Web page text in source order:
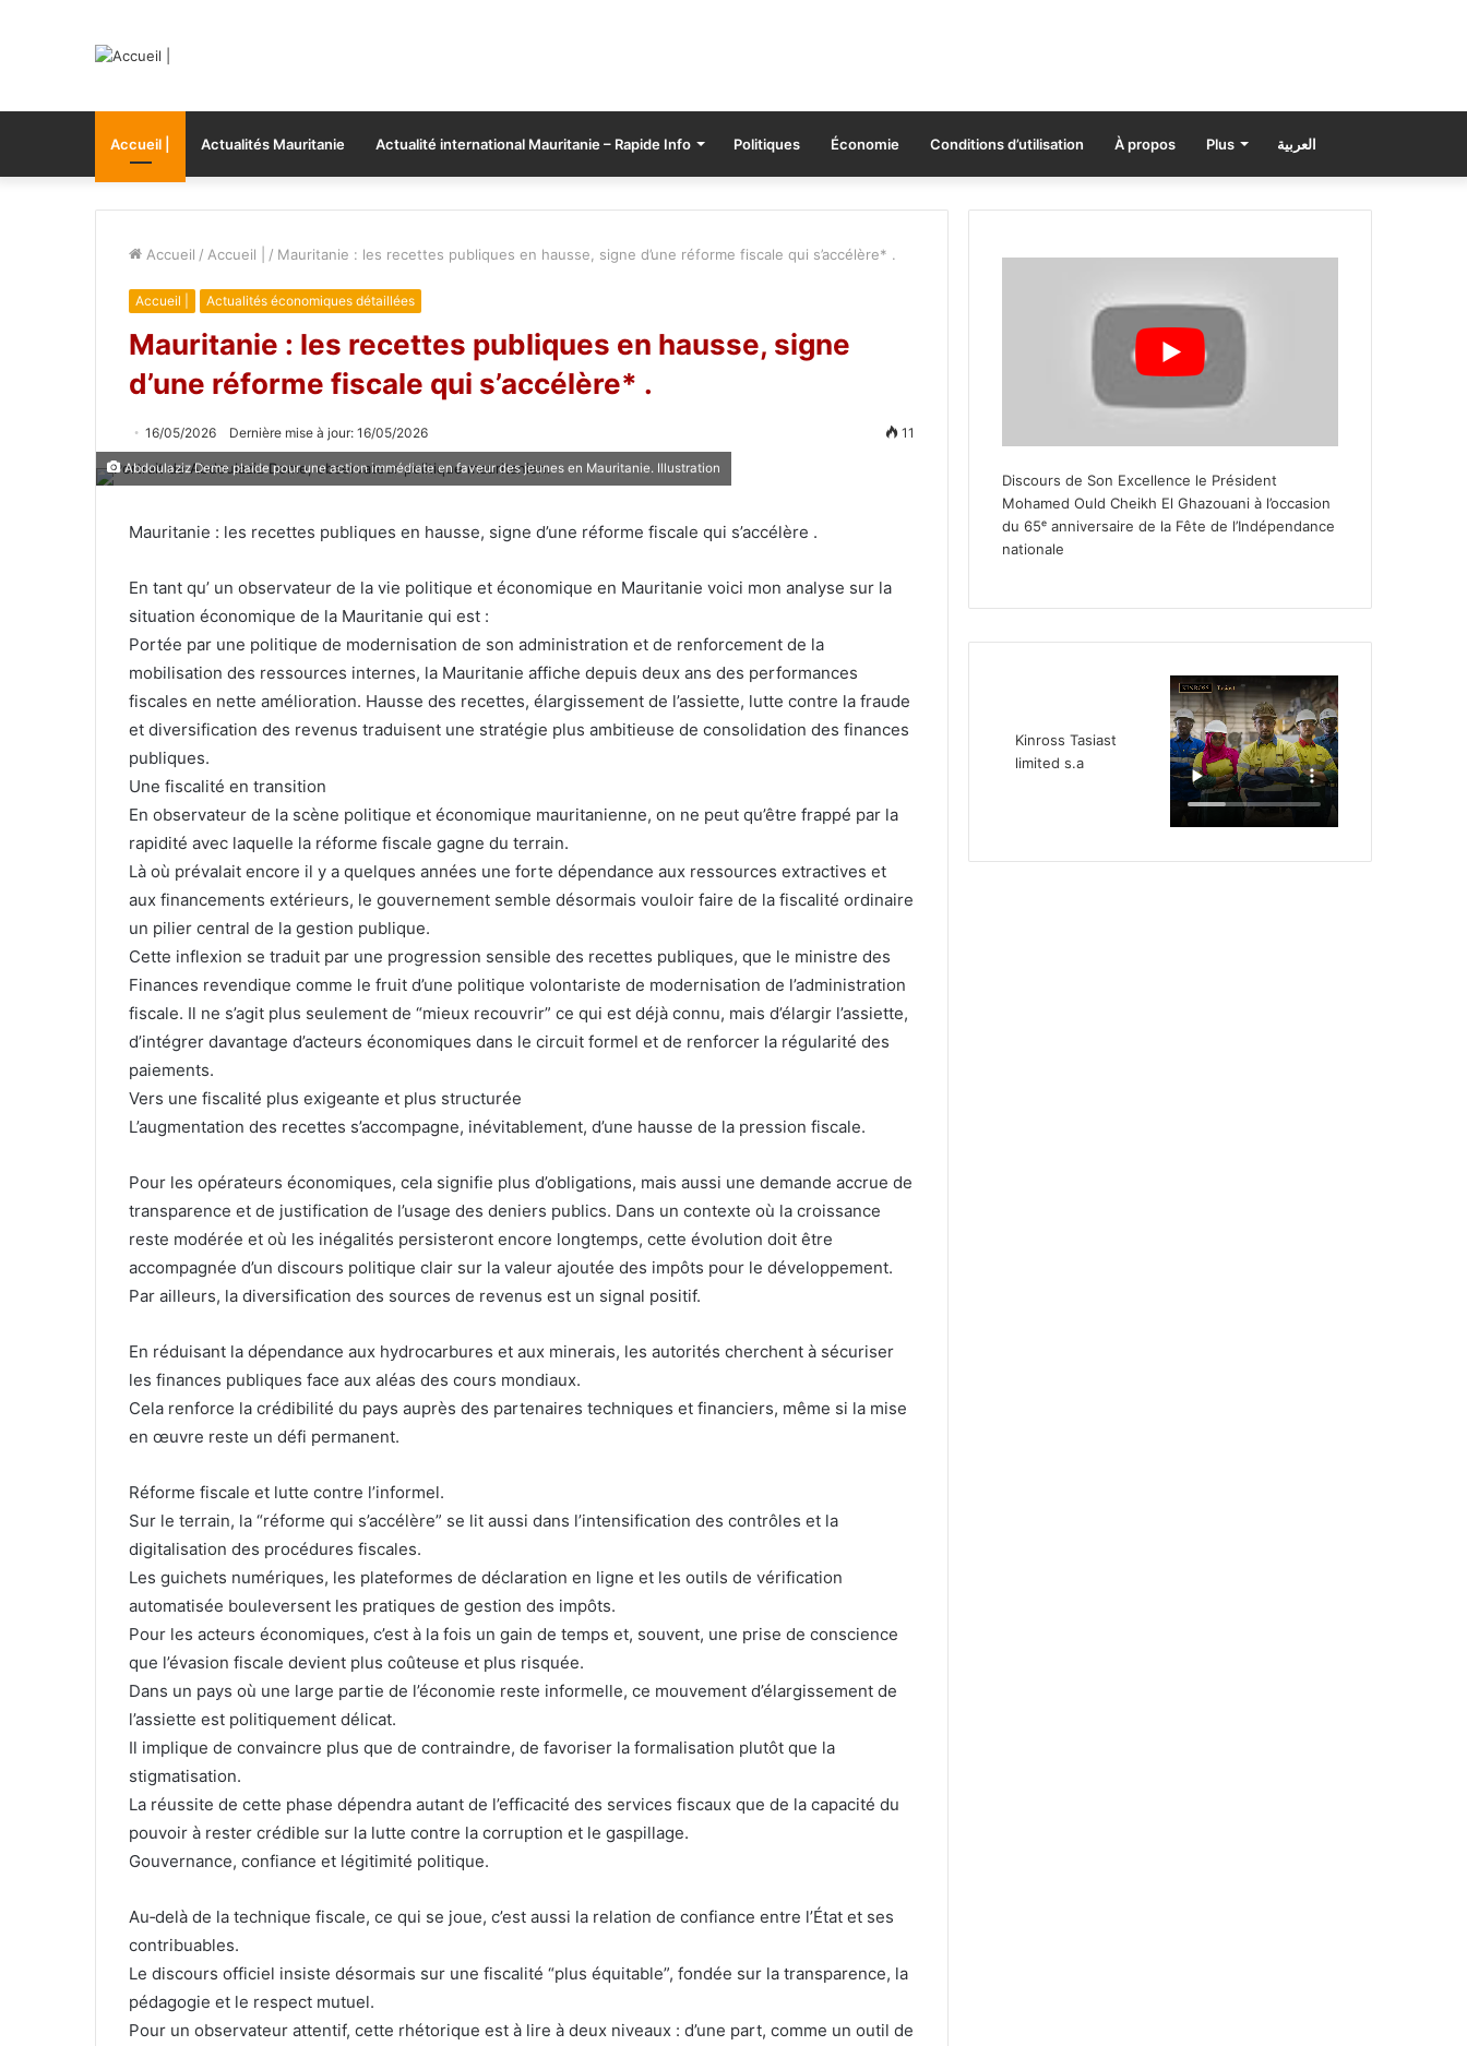
Accueil | Actualités Mauritanie Actualité international Mauritanie – Rapide Info Politiques Économie Conditions d’utilisation À propos Plus العربية
Accueil / Accueil | / Mauritanie : les recettes publiques en hausse, signe d’une réforme fiscale qui s’accélère* .
Accueil | Actualités économiques détaillées
Mauritanie : les recettes publiques en hausse, signe
d’une réforme fiscale qui s’accélère* .
16/05/2026 Dernière mise à jour: 16/05/2026 11
Abdoulaziz Deme plaide pour une action immédiate en faveur des jeunes en Mauritanie. Illustration
Mauritanie : les recettes publiques en hausse, signe d’une réforme fiscale qui s’accélère .
En tant qu’ un observateur de la vie politique et économique en Mauritanie voici mon analyse sur la
situation économique de la Mauritanie qui est :
Portée par une politique de modernisation de son administration et de renforcement de la
mobilisation des ressources internes, la Mauritanie affiche depuis deux ans des performances
fiscales en nette amélioration. Hausse des recettes, élargissement de l’assiette, lutte contre la fraude
et diversification des revenus traduisent une stratégie plus ambitieuse de consolidation des finances
publiques.
Une fiscalité en transition
En observateur de la scène politique et économique mauritanienne, on ne peut qu’être frappé par la
rapidité avec laquelle la réforme fiscale gagne du terrain.
Là où prévalait encore il y a quelques années une forte dépendance aux ressources extractives et
aux financements extérieurs, le gouvernement semble désormais vouloir faire de la fiscalité ordinaire
un pilier central de la gestion publique.
Cette inflexion se traduit par une progression sensible des recettes publiques, que le ministre des
Finances revendique comme le fruit d’une politique volontariste de modernisation de l’administration
fiscale. Il ne s’agit plus seulement de “mieux recouvrir” ce qui est déjà connu, mais d’élargir l’assiette,
d’intégrer davantage d’acteurs économiques dans le circuit formel et de renforcer la régularité des
paiements.
Vers une fiscalité plus exigeante et plus structurée
L’augmentation des recettes s’accompagne, inévitablement, d’une hausse de la pression fiscale.
Pour les opérateurs économiques, cela signifie plus d’obligations, mais aussi une demande accrue de
transparence et de justification de l’usage des deniers publics. Dans un contexte où la croissance
reste modérée et où les inégalités persisteront encore longtemps, cette évolution doit être
accompagnée d’un discours politique clair sur la valeur ajoutée des impôts pour le développement.
Par ailleurs, la diversification des sources de revenus est un signal positif.
En réduisant la dépendance aux hydrocarbures et aux minerais, les autorités cherchent à sécuriser
les finances publiques face aux aléas des cours mondiaux.
Cela renforce la crédibilité du pays auprès des partenaires techniques et financiers, même si la mise
en œuvre reste un défi permanent.
Réforme fiscale et lutte contre l’informel.
Sur le terrain, la “réforme qui s’accélère” se lit aussi dans l’intensification des contrôles et la
digitalisation des procédures fiscales.
Les guichets numériques, les plateformes de déclaration en ligne et les outils de vérification
automatisée bouleversent les pratiques de gestion des impôts.
Pour les acteurs économiques, c’est à la fois un gain de temps et, souvent, une prise de conscience
que l’évasion fiscale devient plus coûteuse et plus risquée.
Dans un pays où une large partie de l’économie reste informelle, ce mouvement d’élargissement de
l’assiette est politiquement délicat.
Il implique de convaincre plus que de contraindre, de favoriser la formalisation plutôt que la
stigmatisation.
La réussite de cette phase dépendra autant de l’efficacité des services fiscaux que de la capacité du
pouvoir à rester crédible sur la lutte contre la corruption et le gaspillage.
Gouvernance, confiance et légitimité politique.
Au‑delà de la technique fiscale, ce qui se joue, c’est aussi la relation de confiance entre l’État et ses
contribuables.
Le discours officiel insiste désormais sur une fiscalité “plus équitable”, fondée sur la transparence, la
pédagogie et le respect mutuel.
Pour un observateur attentif, cette rhétorique est à lire à deux niveaux : d’une part, comme un outil de
Discours de Son Excellence le Président
Mohamed Ould Cheikh El Ghazouani à l’occasion
du 65ᵉ anniversaire de la Fête de l’Indépendance
nationale
Kinross Tasiast
limited s.a